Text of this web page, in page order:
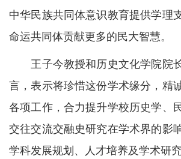
中华民族共同体意识教育提供学理
命运共同体贡献更多的民大智慧。
王子今教授和历史文化学院院
言，表示将珍惜这份学术缘分，精
各项工作，合力提升学校历史学、
交往交流交融史研究在学术界的影
学科发展规划、人才培养及学术研究